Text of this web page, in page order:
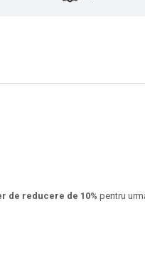
de reducere de 10% pentru